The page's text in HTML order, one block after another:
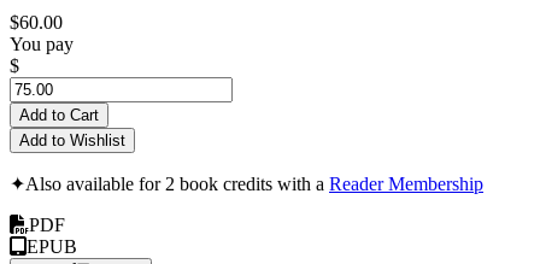
$60.00
You pay
$
Add to Cart
Add to Wishlist
✦Also available for 2 book credits with a Reader Membership
PDF
EPUB